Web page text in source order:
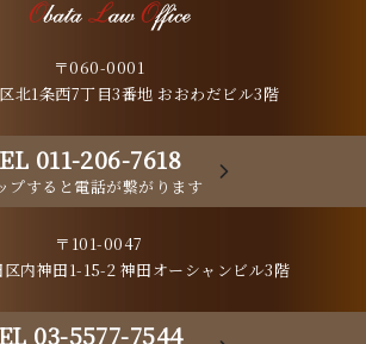
〒060-0001
北1条西7丁目3番地 おおわだビル3階
011-206-7618
プすると電話が繋がります
〒101-0047
内神田1-15-2 神田オーシャンビル3階
03-5577-7544